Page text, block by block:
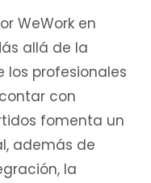
WeWork en
allá de la
los profesionales
con
fomenta un
además de
la